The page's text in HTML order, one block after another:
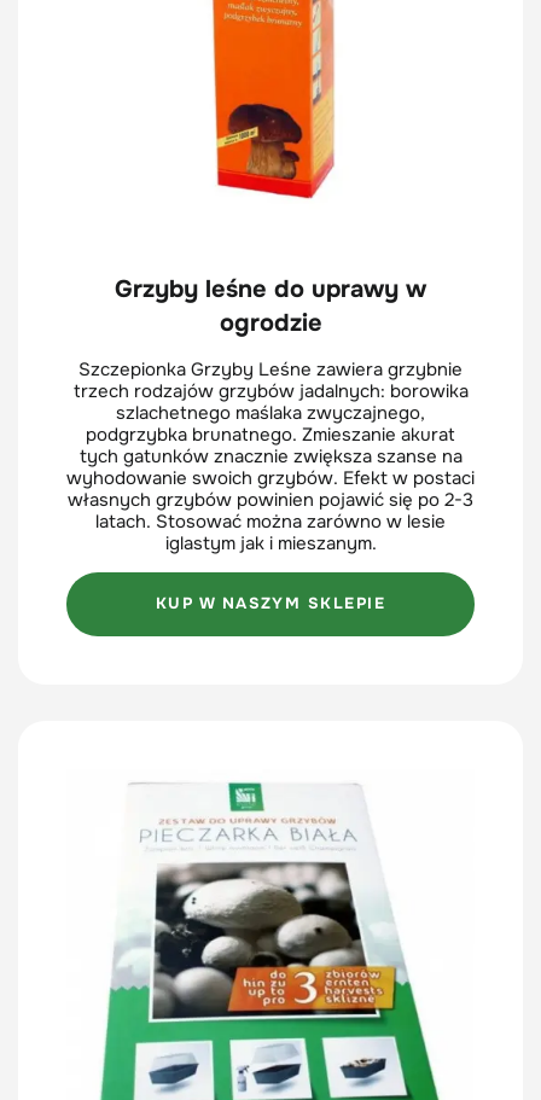
Grzyby leśne do uprawy w
ogrodzie
Szczepionka Grzyby Leśne zawiera grzybnie
trzech rodzajów grzybów jadalnych: borowika
szlachetnego maślaka zwyczajnego,
podgrzybka brunatnego. Zmieszanie akurat
tych gatunków znacznie zwiększa szanse na
wyhodowanie swoich grzybów. Efekt w postaci
własnych grzybów powinien pojawić się po 2-3
latach. Stosować można zarówno w lesie
iglastym jak i mieszanym.
KUP W NASZYM SKLEPIE